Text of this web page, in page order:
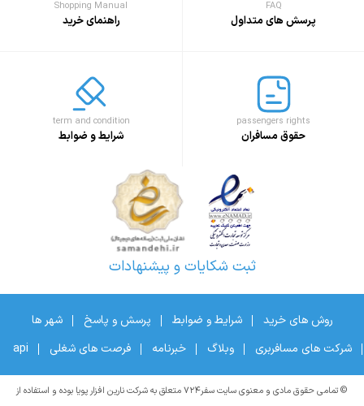
FAQ
پرسش های متداول
Shopping Manual
راهنمای خرید
passengers rights
حقوق مسافران
term and condition
شرایط و ضوابط
ثبت شکایات و پیشنهادات
روش های خرید شرایط و ضوابط پرسش و پاسخ
شهر ها
شرکت های مسافربری
وبلاگ خبرنامه فرصت های شغلی api
© تمامی حقوق مادی و معنوی سایت سفر۷۲۴ متعلق به شرکت نارین افزار پویا بوده و استفاده از